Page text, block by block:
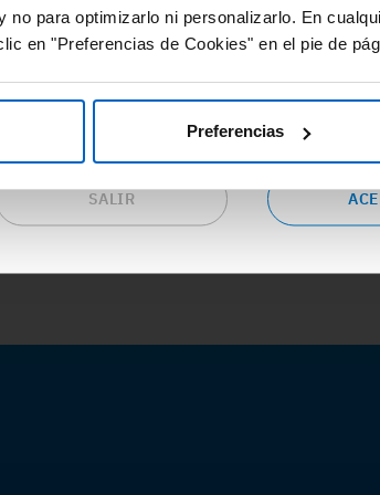
no para optimizarlo ni personalizarlo. En
en "Preferencias de Cookies" en el pie de
Preferencias
terapéuticas.
continuar en este sitio web o pulsa
al sitio web corporativo de Amgen.
SALIR
2 B. Fractura
ARCAP: Módulo
#ARCAP